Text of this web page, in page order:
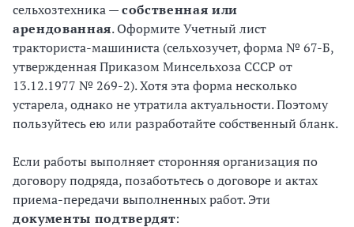
сельхозтехника —собственная или
арендованная. Оформите Учетный лист
тракториста-машиниста (сельхозучет, форма № 67-Б,
утвержденная Приказом Минсельхоза СССР от
13.12.1977 № 269-2). Хотя эта форма несколько
устарела, однако не утратила актуальности. Поэтому
пользуйтесь ею или разработайте собственный бланк.
Если работы выполняет сторонняя организация по
договору подряда, позаботьтесь о договоре и актах
приема-передачи выполненных работ. Эти
документы подтвердят: